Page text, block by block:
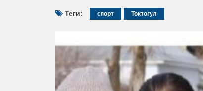
Теги: спорт Токтогул